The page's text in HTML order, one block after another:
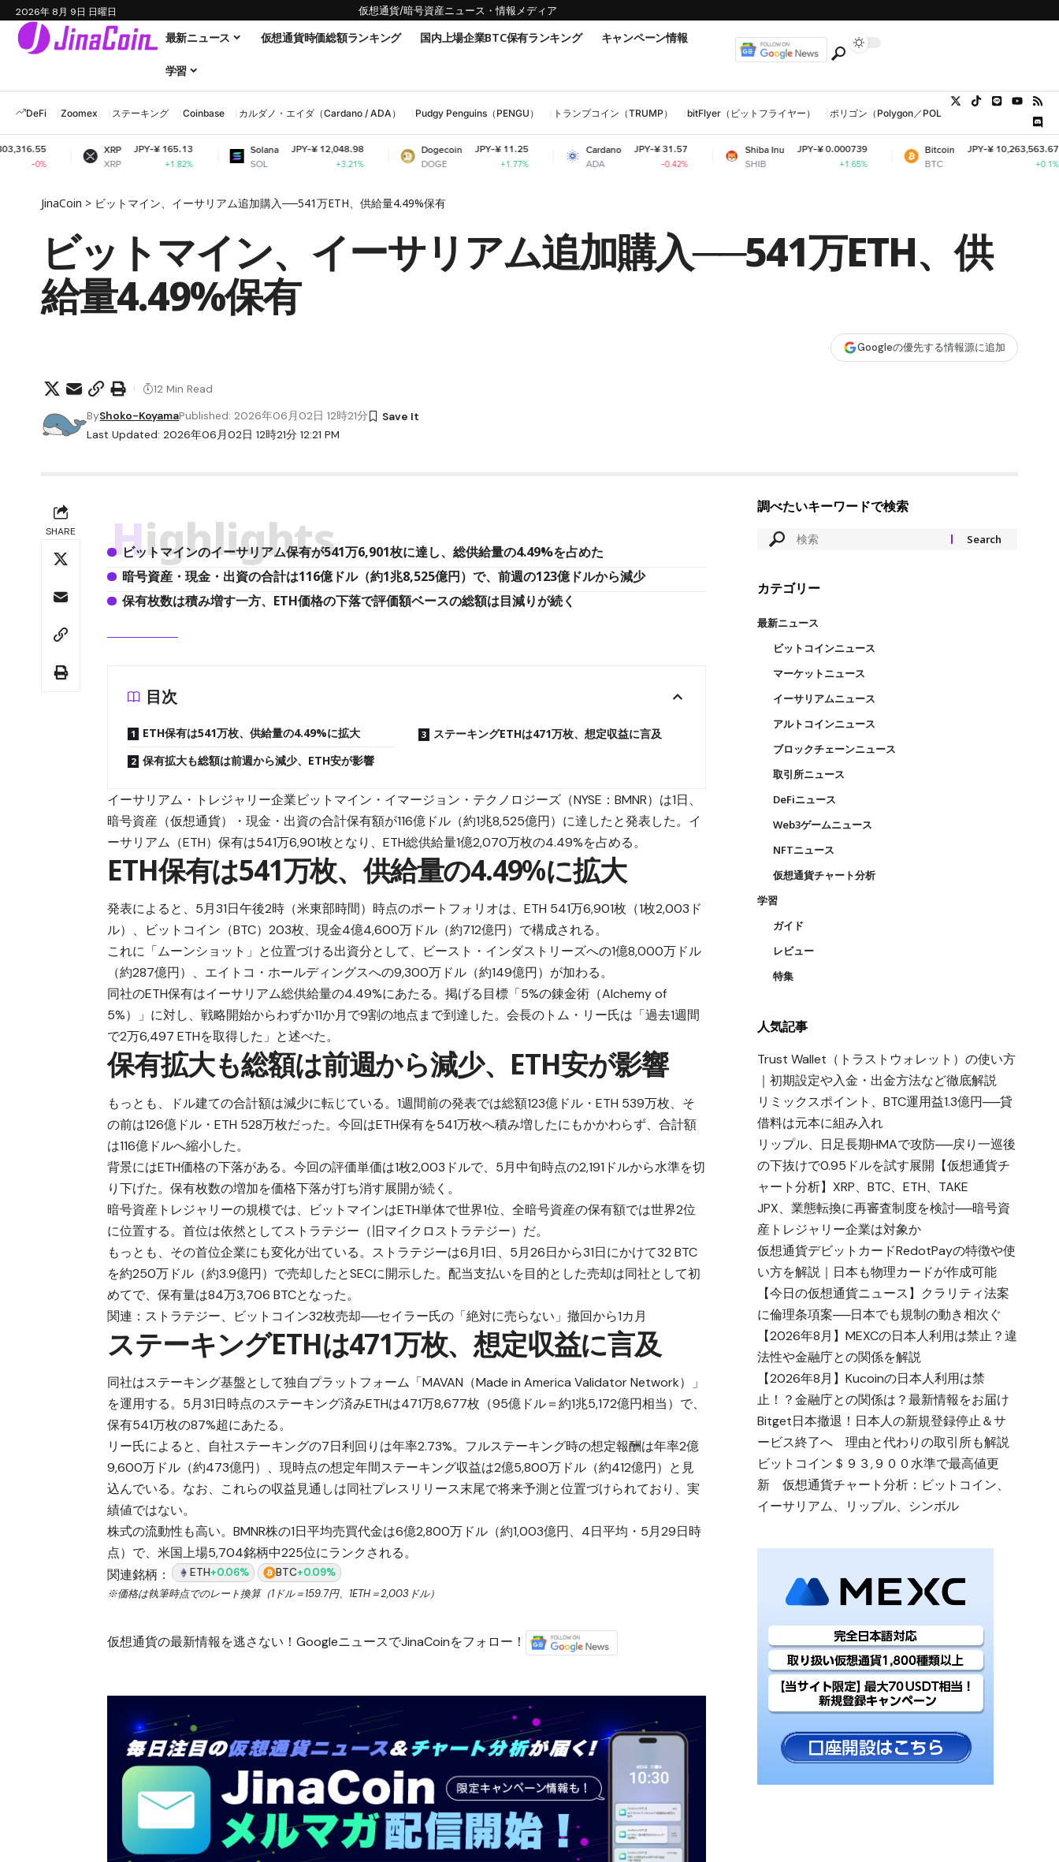
2026年 8月 9日 日曜日 仮想通貨/暗号資産ニュース・情報メディア
最新ニュース 仮想通貨時価総額ランキング 国内上場企業BTC保有ランキング キャンペーン情報
学習
DeFi Zoomex ステーキング Coinbase カルダノ・エイダ（Cardano / ADA） Pudgy Penguins（PENGU） トランプコイン（TRUMP） bitFlyer（ビットフライヤー） ポリゴン（Polygon／POL、MATIC）
XRP
XRP
JPY-¥ 165.13
+1.82%
Solana
SOL
JPY-¥ 12,048.98
Dogecoin
DOGE
JPY-¥ 11.25
+1.77%
Cardano
ADA
JPY-¥ 31.57
-0.42%
Shiba Inu
SHIB
JPY-¥ 0.000739
Bitcoin
BTC
JPY-¥ 10,263,563.67
JinaCoin > ビットマイン、イーサリアム追加購入──541万ETH、供給量4.49%保有
ビットマイン、イーサリアム追加購入──541万ETH、供
給量4.49%保有
Googleの優先する情報源に追加
Last Updated: 2026年06月02日 12時21分 12:21 PM
ByShoko-KoyamaPublished: 2026年06月02日 12時21分
12 Min Read
SHARE Highlights
ビットマインのイーサリアム保有が541万6,901枚に達し、総供給量の4.49%を占めた
暗号資産・現金・出資の合計は116億ドル（約1兆8,525億円）で、前週の123億ドルから減少
保有枚数は積み増す一方、ETH価格の下落で評価額ベースの総額は目減りが続く
目次
ETH保有は541万枚、供給量の4.49%に拡大
保有拡大も総額は前週から減少、ETH安が影響
ステーキングETHは471万枚、想定収益に言及
イーサリアム・トレジャリー企業ビットマイン・イマージョン・テクノロジーズ（NYSE：BMNR）は1日、
暗号資産（仮想通貨）・現金・出資の合計保有額が116億ドル（約1兆8,525億円）に達したと発表した。イ
ーサリアム（ETH）保有は541万6,901枚となり、ETH総供給量1億2,070万枚の4.49%を占める。
ETH保有は541万枚、供給量の4.49%に拡大
発表によると、5月31日午後2時（米東部時間）時点のポートフォリオは、ETH 541万6,901枚（1枚2,003ド
ル）、ビットコイン（BTC）203枚、現金4億4,600万ドル（約712億円）で構成される。
これに「ムーンショット」と位置づける出資分として、ビースト・インダストリーズへの1億8,000万ドル
（約287億円）、エイトコ・ホールディングスへの9,300万ドル（約149億円）が加わる。
同社のETH保有はイーサリアム総供給量の4.49%にあたる。掲げる目標「5%の錬金術（Alchemy of
5%）」に対し、戦略開始からわずか11か月で9割の地点まで到達した。会長のトム・リー氏は「過去1週間
で2万6,497 ETHを取得した」と述べた。
保有拡大も総額は前週から減少、ETH安が影響
もっとも、ドル建ての合計額は減少に転じている。1週間前の発表では総額123億ドル・ETH 539万枚、そ
の前は126億ドル・ETH 528万枚だった。今回はETH保有を541万枚へ積み増したにもかかわらず、合計額
は116億ドルへ縮小した。
背景にはETH価格の下落がある。今回の評価単価は1枚2,003ドルで、5月中旬時点の2,191ドルから水準を切
り下げた。保有枚数の増加を価格下落が打ち消す展開が続く。
暗号資産トレジャリーの規模では、ビットマインはETH単体で世界1位、全暗号資産の保有額では世界2位
に位置する。首位は依然としてストラテジー（旧マイクロストラテジー）だ。
もっとも、その首位企業にも変化が出ている。ストラテジーは6月1日、5月26日から31日にかけて32 BTC
を約250万ドル（約3.9億円）で売却したとSECに開示した。配当支払いを目的とした売却は同社として初
めてで、保有量は84万3,706 BTCとなった。
関連： ストラテジー、ビットコイン32枚売却──セイラー氏の「絶対に売らない」撤回から1カ月
ステーキングETHは471万枚、想定収益に言及
同社はステーキング基盤として独自プラットフォーム「MAVAN（Made in America Validator Network）」
を運用する。5月31日時点のステーキング済みETHは471万8,677枚（95億ドル＝約1兆5,172億円相当）で、
保有541万枚の87%超にあたる。
リー氏によると、自社ステーキングの7日利回りは年率2.73%。フルステーキング時の想定報酬は年率2億
9,600万ドル（約473億円）、現時点の想定年間ステーキング収益は2億5,800万ドル（約412億円）と見
込んでいる。なお、これらの収益見通しは同社プレスリリース末尾で将来予測と位置づけられており、実
績値ではない。
株式の流動性も高い。BMNR株の1日平均売買代金は6億2,800万ドル（約1,003億円、4日平均・5月29日時
点）で、米国上場5,704銘柄中225位にランクされる。
関連銘柄：
ETH+0.06% BTC+0.09%
※価格は執筆時点でのレート換算（1ドル＝159.7円、1ETH＝2,003ドル）
仮想通貨の最新情報を逃さない！GoogleニュースでJinaCoinをフォロー！
調べたいキーワードで検索
カテゴリー
最新ニュース
ビットコインニュース
マーケットニュース
イーサリアムニュース
アルトコインニュース
ブロックチェーンニュース
取引所ニュース
DeFiニュース
Web3ゲームニュース
NFTニュース
仮想通貨チャート分析
学習
ガイド
レビュー
特集
人気記事
Trust Wallet（トラストウォレット）の使い方
｜初期設定や入金・出金方法など徹底解説
リミックスポイント、BTC運用益1.3億円──貸
借料は元本に組み入れ
リップル、日足長期HMAで攻防──戻り一巡後
の下抜けで0.95ドルを試す展開【仮想通貨チ
ャート分析】XRP、BTC、ETH、TAKE
JPX、業態転換に再審査制度を検討──暗号資
産トレジャリー企業は対象か
仮想通貨デビットカードRedotPayの特徴や使
い方を解説｜日本も物理カードが作成可能
【今日の仮想通貨ニュース】クラリティ法案
に倫理条項案──日本でも規制の動き相次ぐ
【2026年8月】MEXCの日本人利用は禁止？違
法性や金融庁との関係を解説
【2026年8月】Kucoinの日本人利用は禁
止！？金融庁との関係は？最新情報をお届け
Bitget日本撤退！日本人の新規登録停止＆サ
ービス終了へ 理由と代わりの取引所も解説
ビットコイン＄９３,９００水準で最高値更
新 仮想通貨チャート分析：ビットコイン、
イーサリアム、リップル、シンボル